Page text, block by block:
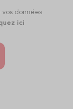
vos données
ici